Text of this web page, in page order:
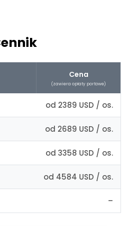
Cena
(zawiera opłaty portowe)
od 2389 USD / os.
od 2689 USD / os.
od 3358 USD / os.
od 4584 USD / os.
–